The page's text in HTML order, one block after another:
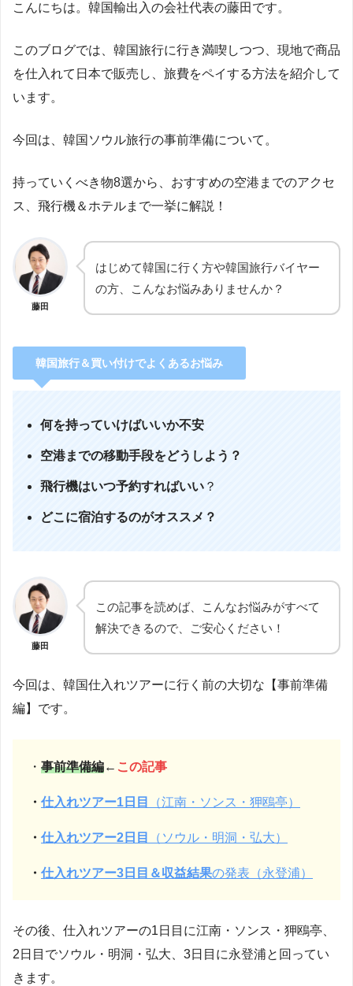
こんにちは。韓国輸出入の会社代表の藤田です。
このブログでは、韓国旅行に行き満喫しつつ、現地で商品
を仕入れて日本で販売し、旅費をペイする方法を紹介して
います。
今回は、韓国ソウル旅行の事前準備について。
持っていくべき物8選から、おすすめの空港までのアクセ
ス、飛行機＆ホテルまで一挙に解説！
藤田
はじめて韓国に行く方や韓国旅行バイヤー
の方、こんなお悩みありませんか？
韓国旅行＆買い付けでよくあるお悩み
何を持っていけばいいか不安
空港までの移動手段をどうしよう？
飛行機はいつ予約すればいい ？
どこに宿泊するのがオススメ？
藤田
この記事を読めば、こんなお悩みがすべて
解決できるので、ご安心ください！
今回は、韓国仕入れツアーに行く前の大切な【事前準備
編】です。
・ 事前準備編← この記事
・ 仕入れツアー1日目 （江南・ソンス・狎鴎亭）
・ 仕入れツアー2日目 （ソウル・明洞・弘大）
・ 仕入れツアー3日目 ＆収益結果の発表（永登浦）
その後、仕入れツアーの1日目に江南・ソンス・狎鴎亭、
2日目でソウル・明洞・弘大、3日目に永登浦と回ってい
きます。